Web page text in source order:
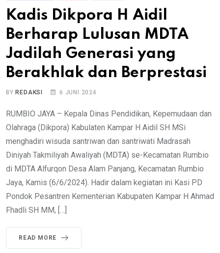
Kadis Dikpora H Aidil
Berharap Lulusan MDTA
Jadilah Generasi yang
Berakhlak dan Berprestasi
BYREDAKSI 6 JUNI 2024
RUMBIO JAYA – Kepala Dinas Pendidikan, Kepemudaan dan
Olahraga (Dikpora) Kabulaten Kampar H Aidil SH MSi
menghadiri wisuda santriwan dan santriwati Madrasah
Diniyah Takmiliyah Awaliyah (MDTA) se-Kecamatan Rumbio
di MDTA Alfurqon Desa Alam Panjang, Kecamatan Rumbio
Jaya, Kamis (6/6/2024). Hadir dalam kegiatan ini Kasi PD
Pondok Pesantren Kementerian Kabupaten Kampar H Ahmad
Fhadli SH MM, […]
READ MORE